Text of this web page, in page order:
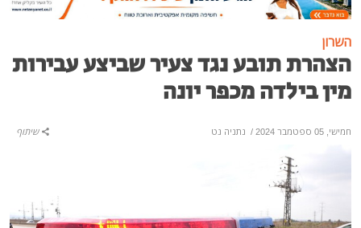
השרון
הצהרת תובע נגד צעיר שביצע עבירות
מין בילדה מכפר יונה
חמישי, 05 ספטמבר 2024 / נתניה נט שיתוף